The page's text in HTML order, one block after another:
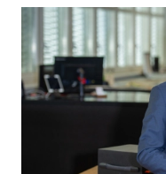
zum
Seitenende
springen?